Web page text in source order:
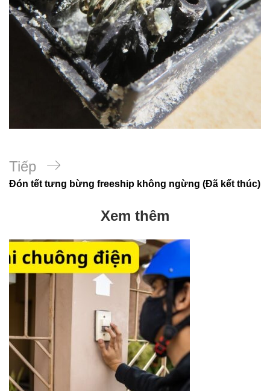
Bài
tiếp
Tiếp
Đón tết tưng bừng freeship không ngừng (Đã kết thúc)
Xem thêm